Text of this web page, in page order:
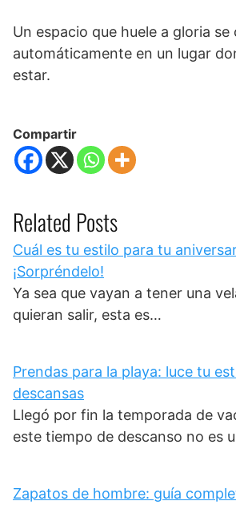
Un espacio que huele a gloria
automáticamente en un lugar
estar.
Compartir
Related Posts
Cuál es tu estilo para tu
¡Sorpréndelo!
Ya sea que vayan a tener una
quieran salir, esta es…
Prendas para la playa: luce tu
descansas
Llegó por fin la temporada de
este tiempo de descanso no es
Zapatos de hombre: guía